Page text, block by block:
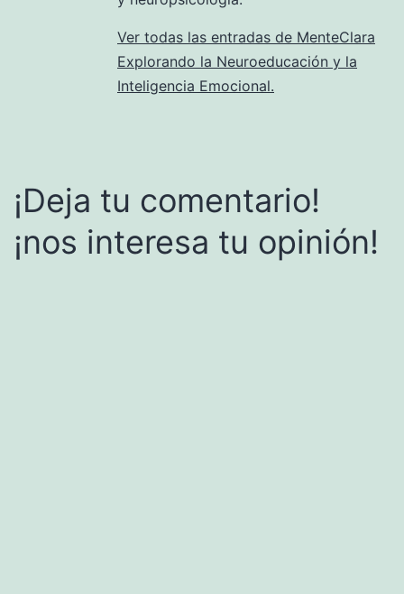
Ver todas las entradas de MenteClara
Explorando la Neuroeducación y la
Inteligencia Emocional.
¡Deja tu comentario!
¡nos interesa tu opinión!